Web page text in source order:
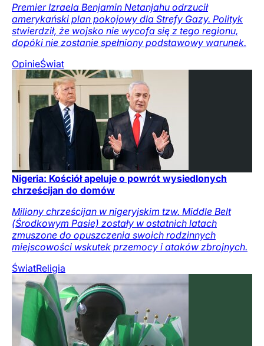
Premier Izraela Benjamin Netanjahu odrzucił
amerykański plan pokojowy dla Strefy Gazy. Polityk
stwierdził, że wojsko nie wycofa się z tego regionu,
dopóki nie zostanie spełniony podstawowy warunek.
OpinieŚwiat
Nigeria: Kościół apeluje o powrót wysiedlonych
chrześcijan do domów
Miliony chrześcijan w nigeryjskim tzw. Middle Belt
(Środkowym Pasie) zostały w ostatnich latach
zmuszone do opuszczenia swoich rodzinnych
miejscowości wskutek przemocy i ataków zbrojnych.
ŚwiatReligia